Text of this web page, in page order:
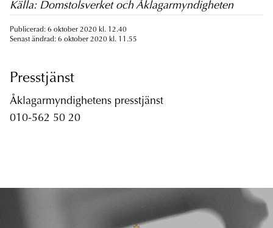
Källa: Domstolsverket och Åklagarmyndigheten
Publicerad: 6 oktober 2020 kl. 12.40
Senast ändrad: 6 oktober 2020 kl. 11.55
Presstjänst
Åklagarmyndighetens presstjänst
010-562 50 20